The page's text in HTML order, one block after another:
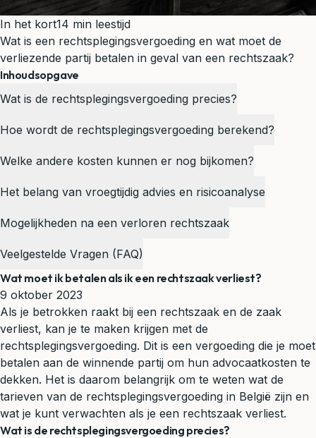
In het kort14 min leestijd
Wat is een rechtsplegingsvergoeding en wat moet de
verliezende partij betalen in geval van een rechtszaak?
Inhoudsopgave
Wat is de rechtsplegingsvergoeding precies?
Hoe wordt de rechtsplegingsvergoeding berekend?
Welke andere kosten kunnen er nog bijkomen?
Het belang van vroegtijdig advies en risicoanalyse
Mogelijkheden na een verloren rechtszaak
Veelgestelde Vragen (FAQ)
Wat moet ik betalen als ik een rechtszaak verliest?
9 oktober 2023
Als je betrokken raakt bij een rechtszaak en de zaak
verliest, kan je te maken krijgen met de
rechtsplegingsvergoeding. Dit is een vergoeding die je moet
betalen aan de winnende partij om hun advocaatkosten te
dekken. Het is daarom belangrijk om te weten wat de
tarieven van de rechtsplegingsvergoeding in België zijn en
wat je kunt verwachten als je een rechtszaak verliest.
Wat is de rechtsplegingsvergoeding precies?